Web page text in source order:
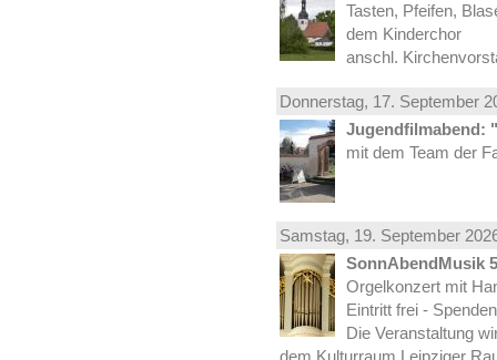
Tasten, Pfeifen,
dem Kinderchor
anschl.
Donnerstag, 17. September
Jugendfilmabend:
mit dem Team der
Samstag, 19. September
SonnAbendMusik 5
Orgelkonzert mit
Eintritt frei -
Die Veranstaltung
dem Kulturraum Leipziger